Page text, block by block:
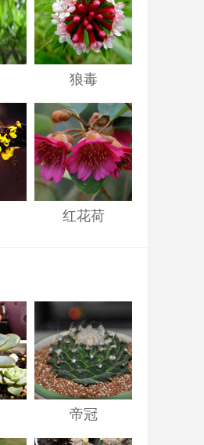
狼毒
红花荷
帝冠